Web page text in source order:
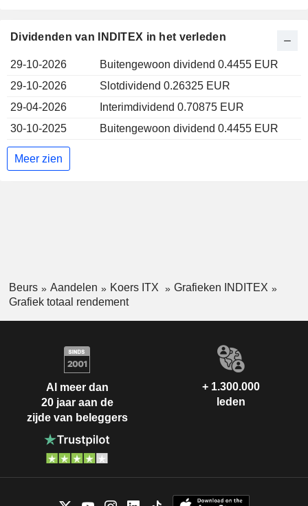
Dividenden van INDITEX in het verleden
29-10-2026
Buitengewoon dividend 0.4455 EUR
29-10-2026
Slotdividend 0.26325 EUR
29-04-2026
Interimdividend 0.70875 EUR
30-10-2025
Buitengewoon dividend 0.4455 EUR
Meer zien
Beurs Aandelen Koers ITX
Grafieken INDITEX
Grafiek totaal rendement
Al meer dan
20 jaar aan de
zijde van beleggers
+ 1.300.000
leden